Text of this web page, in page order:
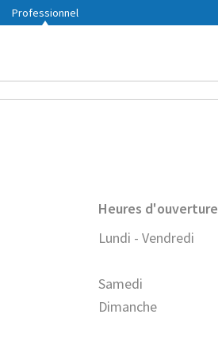
Professionnel
Heures d'ouverture
Lundi - Vendredi
Samedi
Dimanche